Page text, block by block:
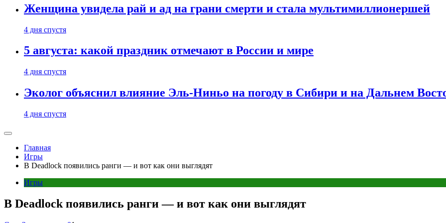
Женщина увидела рай и ад на грани смерти и стала мультимиллионершей
4 дня спустя
5 августа: какой праздник отмечают в России и мире
4 дня спустя
Эколог объяснил влияние Эль-Ниньо на погоду в Сибири и на Дальнем
4 дня спустя
Главная
Игры
В Deadlock появились ранги — и вот как они выглядят
Игры
В Deadlock появились ранги — и вот как они выглядят